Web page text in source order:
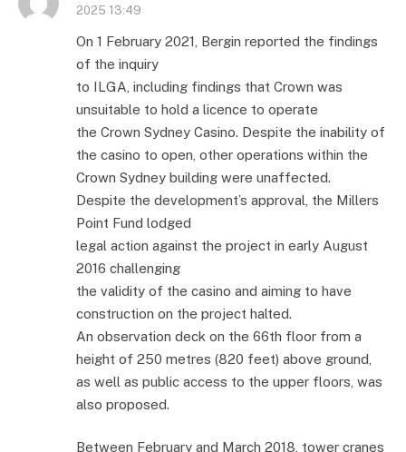
2025 13:49
On 1 February 2021, Bergin reported the findings
of the inquiry
to ILGA, including findings that Crown was
unsuitable to hold a licence to operate
the Crown Sydney Casino. Despite the inability of
the casino to open, other operations within the
Crown Sydney building were unaffected.
Despite the development’s approval, the Millers
Point Fund lodged
legal action against the project in early August
2016 challenging
the validity of the casino and aiming to have
construction on the project halted.
An observation deck on the 66th floor from a
height of 250 metres (820 feet) above ground,
as well as public access to the upper floors, was
also proposed.
Between February and March 2018, tower cranes